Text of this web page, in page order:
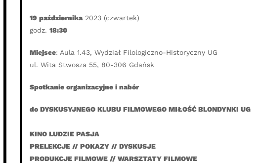
19 października2023 (czwartek)
godz. 18:30
Miejsce: Aula 1.43, Wydział Filologiczno-Historyczny UG
ul. Wita Stwosza 55, 80-306 Gdańsk
Spotkanie organizacyjne i nabór
do DYSKUSYJNEGO KLUBU FILMOWEGO MIŁOŚĆ BLONDYNKI UG
KINO LUDZIE PASJA
PRELEKCJE // POKAZY // DYSKUSJE
PRODUKCJE FILMOWE // WARSZTATY FILMOWE